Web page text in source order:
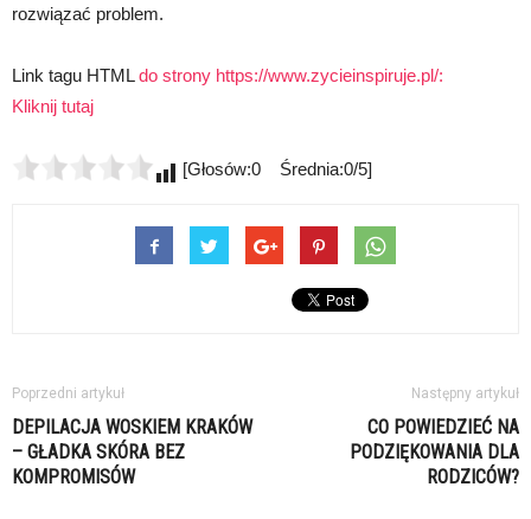
rozwiązać problem.
Link tagu HTMLdo strony https://www.zycieinspiruje.pl/:
Kliknij tutaj
[Głosów:0 Średnia:0/5]
Poprzedni artykuł
DEPILACJA WOSKIEM KRAKÓW
– GŁADKA SKÓRA BEZ
KOMPROMISÓW
Następny artykuł
CO POWIEDZIEĆ NA
PODZIĘKOWANIA DLA
RODZICÓW?